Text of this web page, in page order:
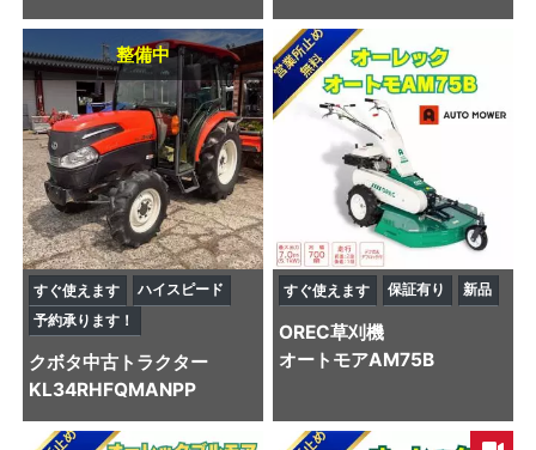
整備中
すぐ使えます
ハイスピード
予約承ります！
クボタ中古トラクター
KL34RHFQMANPP
すぐ使えます 保証有り 新品
OREC草刈機
オートモアAM75B